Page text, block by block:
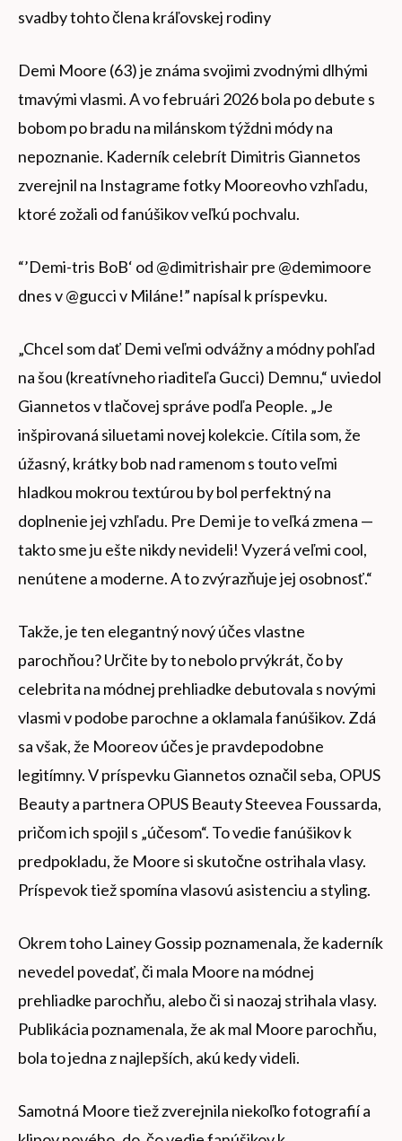
svadby tohto člena kráľovskej rodiny
Demi Moore (63) je známa svojimi zvodnými dlhými
tmavými vlasmi. A vo februári 2026 bola po debute s
bobom po bradu na milánskom týždni módy na
nepoznanie. Kaderník celebrít Dimitris Giannetos
zverejnil na Instagrame fotky Mooreovho vzhľadu,
ktoré zožali od fanúšikov veľkú pochvalu.
“’Demi-tris BoB‘ od @dimitrishair pre @demimoore
dnes v @gucci v Miláne!” napísal k príspevku.
„Chcel som dať Demi veľmi odvážny a módny pohľad
na šou (kreatívneho riaditeľa Gucci) Demnu,“ uviedol
Giannetos v tlačovej správe podľa People. „Je
inšpirovaná siluetami novej kolekcie. Cítila som, že
úžasný, krátky bob nad ramenom s touto veľmi
hladkou mokrou textúrou by bol perfektný na
doplnenie jej vzhľadu. Pre Demi je to veľká zmena —
takto sme ju ešte nikdy nevideli! Vyzerá veľmi cool,
nenútene a moderne. A to zvýrazňuje jej osobnosť.“
Takže, je ten elegantný nový účes vlastne
parochňou? Určite by to nebolo prvýkrát, čo by
celebrita na módnej prehliadke debutovala s novými
vlasmi v podobe parochne a oklamala fanúšikov. Zdá
sa však, že Mooreov účes je pravdepodobne
legitímny. V príspevku Giannetos označil seba, OPUS
Beauty a partnera OPUS Beauty Steevea Foussarda,
pričom ich spojil s „účesom“. To vedie fanúšikov k
predpokladu, že Moore si skutočne ostrihala vlasy.
Príspevok tiež spomína vlasovú asistenciu a styling.
Okrem toho Lainey Gossip poznamenala, že kaderník
nevedel povedať, či mala Moore na módnej
prehliadke parochňu, alebo či si naozaj strihala vlasy.
Publikácia poznamenala, že ak mal Moore parochňu,
bola to jedna z najlepších, akú kedy videli.
Samotná Moore tiež zverejnila niekoľko fotografií a